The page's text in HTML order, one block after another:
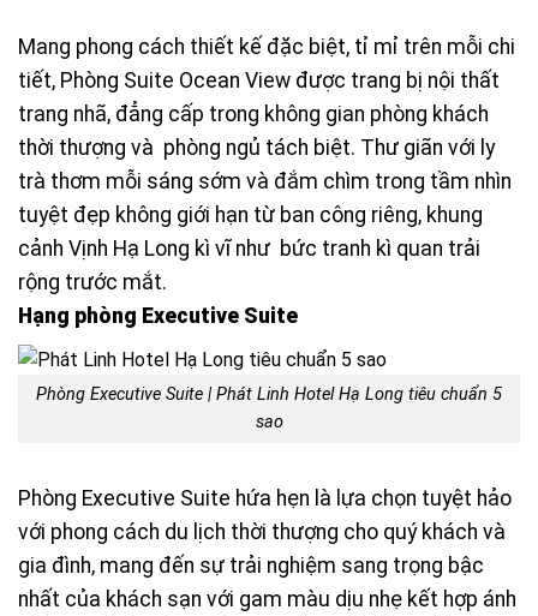
Mang phong cách thiết kế đặc biệt, tỉ mỉ trên mỗi chi
tiết, Phòng Suite Ocean View được trang bị nội thất
trang nhã, đẳng cấp trong không gian phòng khách
thời thượng và phòng ngủ tách biệt. Thư giãn với ly
trà thơm mỗi sáng sớm và đắm chìm trong tầm nhìn
tuyệt đẹp không giới hạn từ ban công riêng, khung
cảnh Vịnh Hạ Long kì vĩ như bức tranh kì quan trải
rộng trước mắt.
Hạng phòng Executive Suite
Phòng Executive Suite | Phát Linh Hotel Hạ Long tiêu chuẩn 5
sao
Phòng Executive Suite hứa hẹn là lựa chọn tuyệt hảo
với phong cách du lịch thời thượng cho quý khách và
gia đình, mang đến sự trải nghiệm sang trọng bậc
nhất của khách sạn với gam màu dịu nhẹ kết hợp ánh